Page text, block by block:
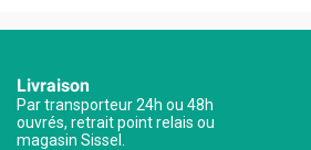
Livraison
Par transporteur 24h ou 48h
ouvrés, retrait point relais ou
magasin Sissel.